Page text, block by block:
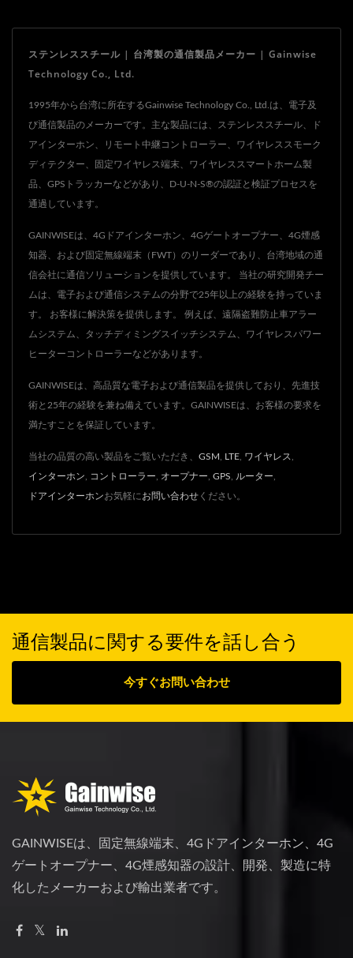
確保されています。 高度
な4G接続性により、イン
ターコムは訪問者と居住者
の間でシームレスかつリア
ルタイムなコミュニケーシ
ョンを提供し、効率的なア
により、明瞭で鮮明な会話
が実現され、アクセス制御
の効果を高めます。
ステンレススチール | 台湾製の通信製品メーカー | Gainwise
Technology Co., Ltd.
1995年から台湾に所在するGainwise Technology Co., Ltd.は、電子及
び通信製品のメーカーです。主な製品には、ステンレススチール、ド
アインターホン、リモート中継コントローラー、ワイヤレススモーク
ディテクター、固定ワイヤレス端末、ワイヤレススマートホーム製
品、GPSトラッカーなどがあり、D-U-N-S®の認証と検証プロセスを
通過しています。
GAINWISEは、4Gドアインターホン、4Gゲートオープナー、4G煙感
知器、および固定無線端末（FWT）のリーダーであり、台湾地域の通
信会社に通信ソリューションを提供しています。 当社の研究開発チー
ムは、電子および通信システムの分野で25年以上の経験を持っていま
す。 お客様に解決策を提供します。 例えば、遠隔盗難防止車アラー
ムシステム、タッチディミングスイッチシステム、ワイヤレスパワー
ヒーターコントローラーなどがあります。
GAINWISEは、高品質な電子および通信製品を提供しており、先進技
術と25年の経験を兼ね備えています。GAINWISEは、お客様の要求を
満たすことを保証しています。
当社の品質の高い製品をご覧いただき、 GSM LTE ワイヤレス
インターホン コントローラー オープナー GPS ルーター
ドアインターホンお気軽にお問い合わせ ください。
通信製品に関する要件を話し合う
今すぐお問い合わせ
GAINWISEは、固定無線端末、4Gドアインターホン、4G
ゲートオープナー、4G煙感知器の設計、開発、製造に特
化したメーカーおよび輸出業者です。